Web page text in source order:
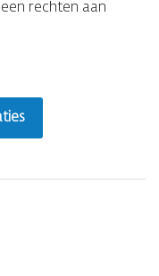
rechten aan